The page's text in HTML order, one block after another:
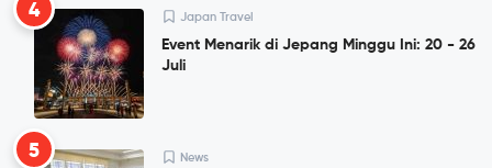
4 Japan Travel
Event Menarik di Jepang Minggu Ini: 20 - 26
Juli
5 News